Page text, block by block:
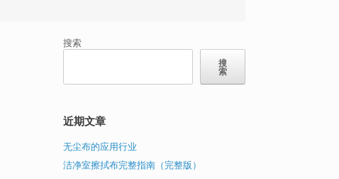
搜索
搜
索
近期文章
无尘布的应用行业
洁净室擦拭布完整指南（完整版）